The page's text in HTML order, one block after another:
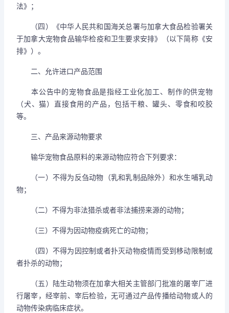
法》；
（四）《中华人民共和国海关总署与加拿大食品检验署关
于加拿大宠物食品输华检疫和卫生要求安排》（以下简称《安
排》）。
二、允许进口产品范围
本公告中的宠物食品是指经工业化加工、制作的供宠物
（犬、猫）直接食用的产品，包括干粮、罐头、零食和咬胶
等。
三、产品来源动物要求
输华宠物食品原料的来源动物应符合下列要求：
（一）不得为反刍动物（乳和乳制品除外）和水生哺乳动
物；
（二）不得为非法猎杀或者非法捕捞来源的动物；
（三）不得为因动物疫病死亡的动物；
（四）不得为因控制或者扑灭动物疫情而受到移动限制或
者扑杀的动物；
（五）陆生动物须在加拿大相关主管部门批准的屠宰厂进
行屠宰，经宰前、宰后检验，无可通过产品传播给动物或人的
动物传染病临床症状。